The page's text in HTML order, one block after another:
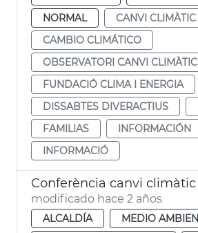
NORMAL
CANVI CLIMÀTIC
CAMBIO CLIMÁTICO
OBSERVATORI CANVI CLIMÀTIC
FUNDACIÓ CLIMA I ENERGIA
DISSABTES DIVERACTIUS
FAMILIAS
INFORMACIÓN
INFORMACIÓ
Conferència canvi climàtic
modificado hace 2 años
ALCALDÍA
MEDIO